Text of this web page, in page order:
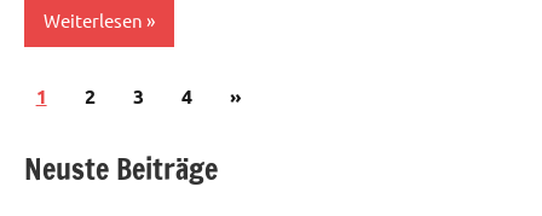
Weiterlesen
Herren
Seitennummerierung
Beiträge
1 2 3 4
Nächste
»
Neuste Beiträge